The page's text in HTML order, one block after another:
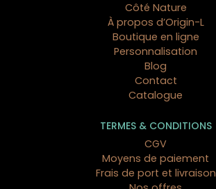
Côté Nature
À propos d’Origin-L
Boutique en ligne
Personnalisation
Blog
Contact
Catalogue
TERMES & CONDITIONS
CGV
Moyens de paiement
Frais de port et livraison